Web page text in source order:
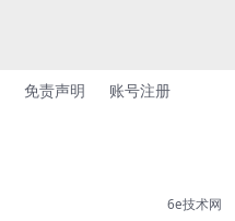
免责声明 账号注册
6e技术网